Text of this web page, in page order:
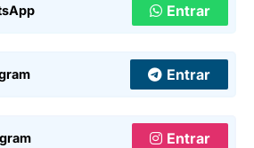
Entrar
Entrar
Entrar